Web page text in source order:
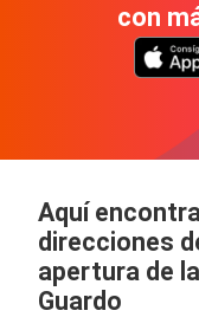
con
Aquí
direcciones
apertura de
Guardo